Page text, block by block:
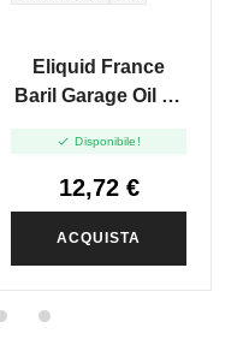
Eliquid France
Baril Garage Oil 83
Granprix - Vape
Shot - 10ml
 Disponibile!
12,72 €
ACQUISTA